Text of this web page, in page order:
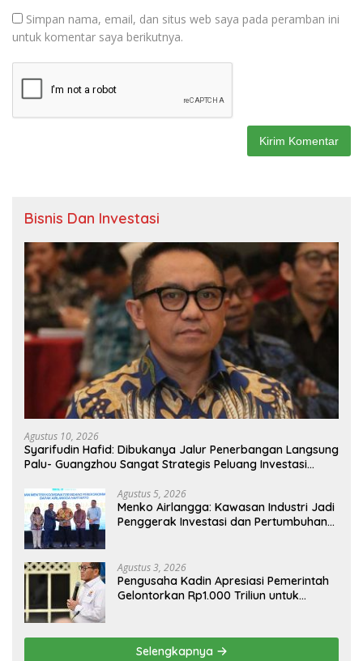
Simpan nama, email, dan situs web saya pada peramban ini
untuk komentar saya berikutnya.
Bisnis Dan Investasi
Agustus 10, 2026
Syarifudin Hafid: Dibukanya Jalur Penerbangan Langsung
Palu- Guangzhou Sangat Strategis Peluang Investasi
Agustus 5, 2026
Menko Airlangga: Kawasan Industri Jadi
Penggerak Investasi dan Pertumbuhan
Agustus 3, 2026
Pengusaha Kadin Apresiasi Pemerintah
Gelontorkan Rp1.000 Triliun untuk
Selengkapnya